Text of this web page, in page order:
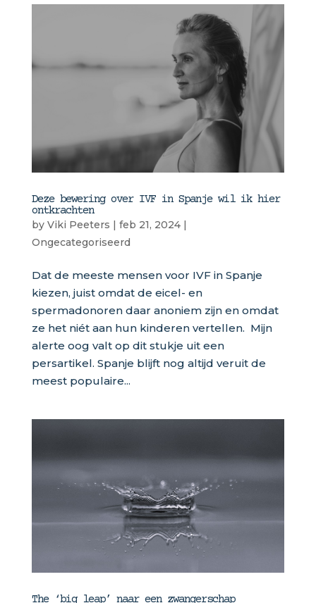
Deze bewering over IVF in Spanje wil ik hier
ontkrachten
by Viki Peeters | feb 21, 2024|
Ongecategoriseerd
Dat de meeste mensen voor IVF in Spanje
kiezen, juist omdat de eicel- en
spermadonoren daar anoniem zijn en omdat
ze het niét aan hun kinderen vertellen. Mijn
alerte oog valt op dit stukje uit een
persartikel. Spanje blijft nog altijd veruit de
meest populaire...
The ‘big leap’ naar een zwangerschap